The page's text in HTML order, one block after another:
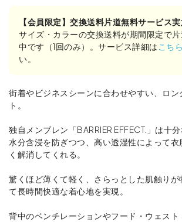
【会員限定】交換送料片道無料サービス実
サイズ・カラーの交換送料が期間限定で
中です（1回のみ）。サービス詳細は こちら
い。
街着やビジネスシーンに合わせやすい、ロン
ト。
独自メンブレン「BARRIER EFFECT.」は十分
水分含浸を防ぎつつ、高い透湿性によって
く解消してくれる。
驚くほど薄くて軽く、さらっとした肌触りが
て長時間快適な着心地を実現。
背中のベンチレーションやフード・ウェスト